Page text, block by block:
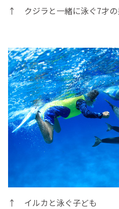
↑ クジラと一緒に泳ぐ7才の
↑ イルカと泳ぐ子ども